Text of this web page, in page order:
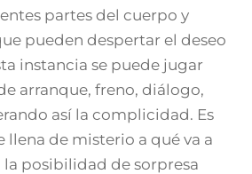
partes del cuerpo y
pueden despertar el deseo
instancia se puede jugar
arranque, freno, diálogo,
así la complicidad. Es
de misterio a qué va a
la posibilidad de sorpresa